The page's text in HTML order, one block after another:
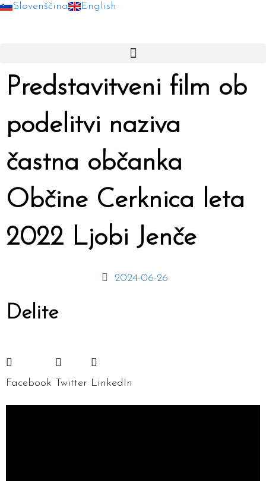
SkipSlovenščina English
Predstavitveni film ob
podelitvi naziva
častna občanka
Občine Cerknica leta
2022 Ljobi Jenče
2024-06-26
Delite
Facebook Twitter LinkedIn